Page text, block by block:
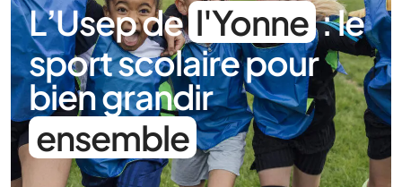
L’Usep de l'Yonne: le
sport scolaire pour
bien grandir
ensemble